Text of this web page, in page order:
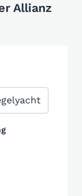
Allianz